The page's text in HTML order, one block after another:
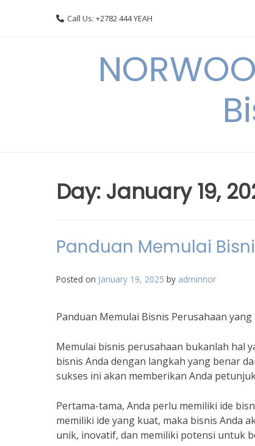
Call Us: +2782 444 YEAH
Day: January 19,
Panduan Memulai
Posted on January 19, 2025 by adminnor
Panduan Memulai Bisnis Perusahaan yang
Memulai bisnis perusahaan bukanlah hal
bisnis Anda dengan langkah yang benar
sukses ini akan memberikan Anda
Pertama-tama, Anda perlu memiliki ide
memiliki ide yang kuat, maka bisnis Anda
unik, inovatif, dan memiliki potensi untuk